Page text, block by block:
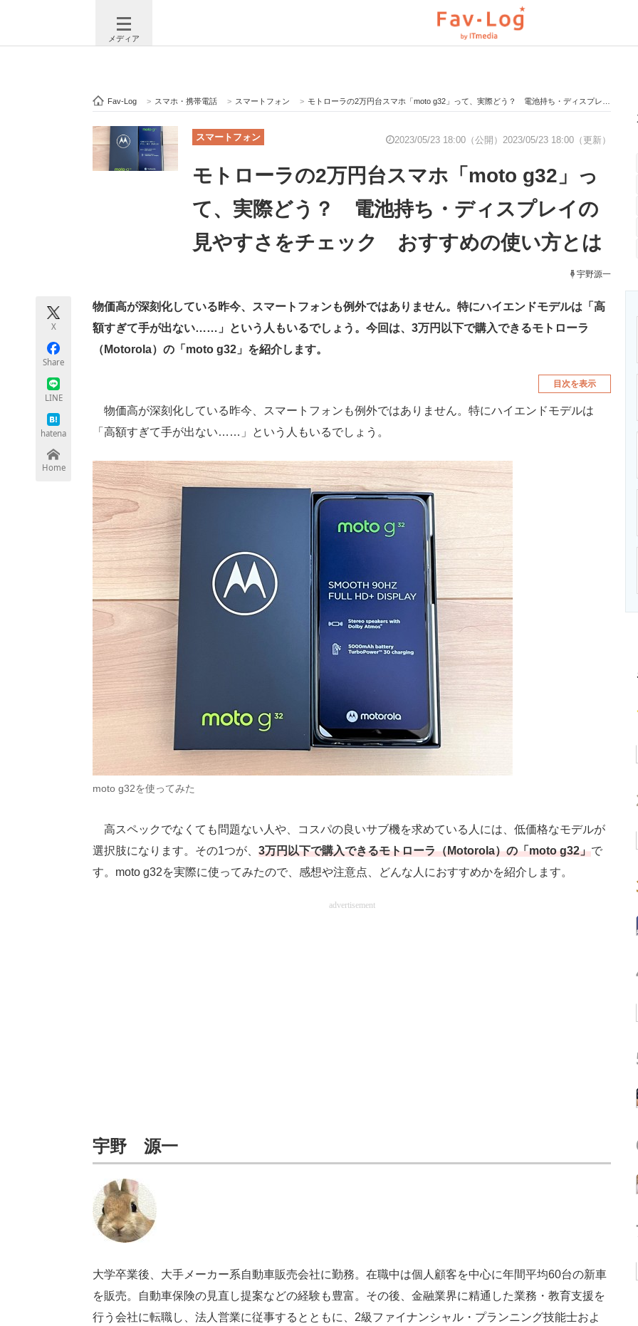
メディア
注目記事を集めた総合ページ ITの今と未来を見通す スマホと通信の最新トレンド 進化するPCとデ
ビジネスと働き方のヒント AI活用のいまが分かる 企業ITのトレンドを詳説 経営リーダーの
ITエンジニア向け専門サイト 企業向けIT製品の総合サイト IT製品の技術・比較・事例 製造業のIT導入
モノづくり技術者専門サイト エレクトロニクス専門サイト 電子設計の基本と応用 エネルギーの
Fav-Log > スマホ・携帯電話 > スマートフォン > モトローラの2万円台スマホ「moto g32」って、実際どう？ 電池持ち・ディスプレイの見やすさをチェック おすすめの使い方とは
スマートフォン 2023/05/23 18:00（公開） 2023/05/23 18:00（更新）
モトローラの2万円台スマホ「moto g32」っ
て、実際どう？ 電池持ち・ディスプレイの
見やすさをチェック おすすめの使い方とは
宇野源一
X
Share
LINE
hatena
Home
物価高が深刻化している昨今、スマートフォンも例外ではありません。特にハイエンドモデルは「高
額すぎて手が出ない……」という人もいるでしょう。今回は、3万円以下で購入できるモトローラ
（Motorola）の「moto g32」を紹介します。
目次を表示
物価高が深刻化している昨今、スマートフォンも例外ではありません。特にハイエンドモデルは
「高額すぎて手が出ない……」という人もいるでしょう。
moto g32を使ってみた
高スペックでなくても問題ない人や、コスパの良いサブ機を求めている人には、低価格なモデルが
選択肢になります。その1つが、 3万円以下で購入できるモトローラ（Motorola）の「moto g32」で
す。moto g32を実際に使ってみたので、感想や注意点、どんな人におすすめかを紹介します。
advertisement
宇野 源一
大学卒業後、大手メーカー系自動車販売会社に勤務。在職中は個人顧客を中心に年間平均60台の新車
を販売。自動車保険の見直し提案などの経験も豊富。その後、金融業界に精通した業務・教育支援を
行う会社に転職し、法人営業に従事するとともに、2級ファイナンシャル・プランニング技能士およ